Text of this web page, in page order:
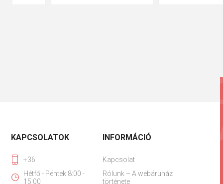
KAPCSOLATOK
+36
Hétfő - Péntek 8:00 -
15:00
INFORMÁCIÓ
Kapcsolat
Rólunk – A webáruház
története